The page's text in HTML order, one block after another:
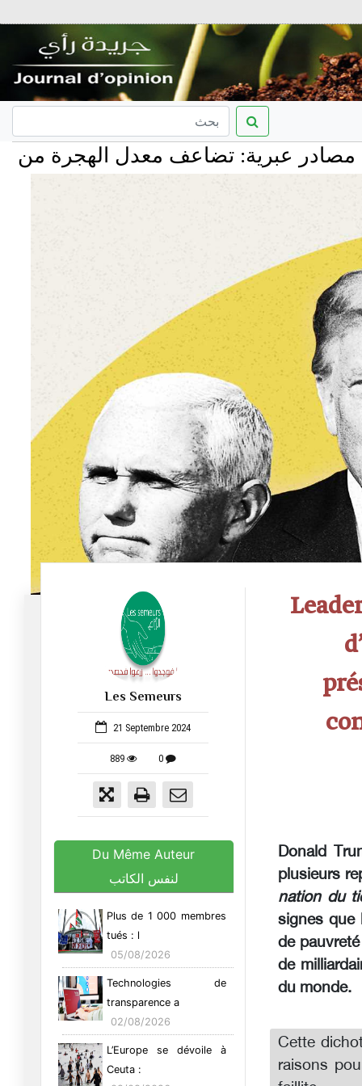
عبرية: تضاعف معدل الهجرة من إسرائيل
Les Semeurs
21 Septembre 2024
889 0
Du Même Auteur
لنفس الكاتب
Plus de 1 000 membres
tués : l
05/08/2026
Technologies de
transparence a
02/08/2026
L’Europe se dévoile à
Ceuta :
Donald
plusieurs
nation du
signes que
de
de
du monde.
Cette
raisons